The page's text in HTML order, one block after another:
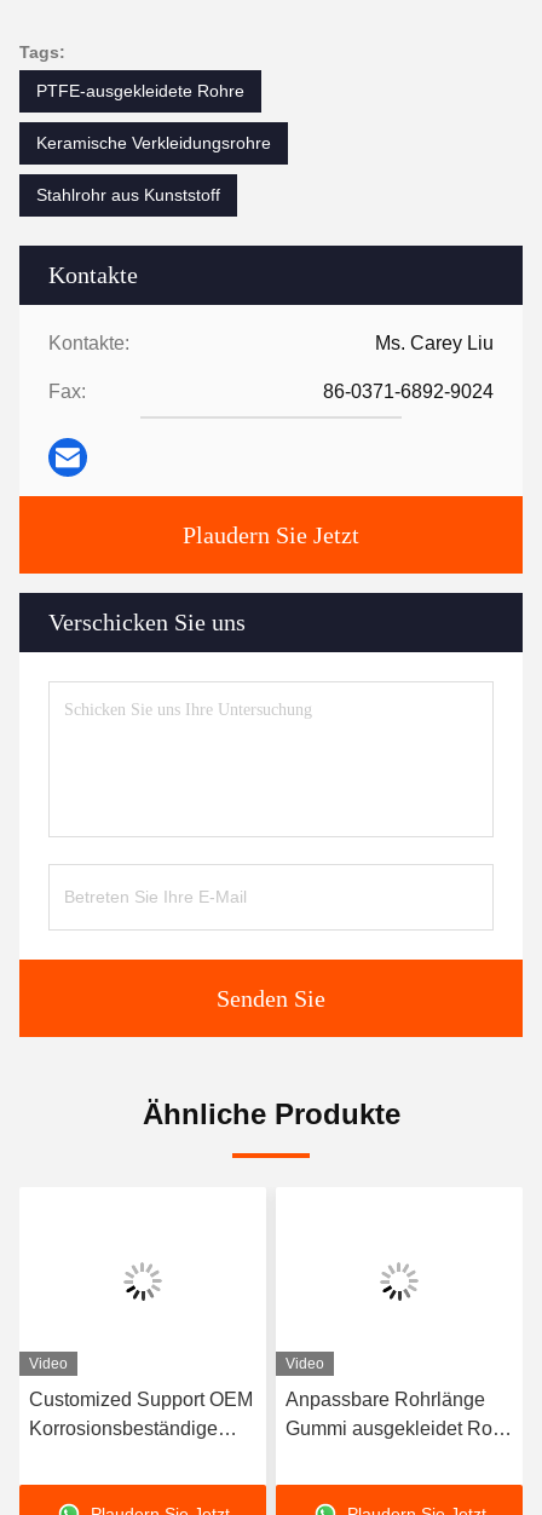
Kontakte
Kontakte: Ms. Carey Liu
Fax: 86-0371-6892-9024
Plaudern Sie Jetzt
Verschicken Sie uns
Senden Sie
Tags:
PTFE-ausgekleidete Rohre
Keramische Verkleidungsrohre
Stahlrohr aus Kunststoff
Ähnliche Produkte
Video
Customized Support OEM
Korrosionsbeständige
langlebiger
Video
Anpassbare Rohrlänge
Gummi ausgekleidet Rohr
Auskleidungsdicke mit